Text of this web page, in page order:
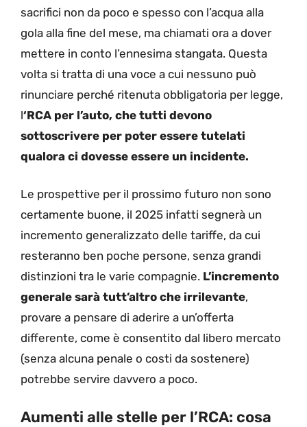
sacrifici non da poco e spesso con l’acqua alla
gola alla fine del mese, ma chiamati ora a dover
mettere in conto l’ennesima stangata. Questa
volta si tratta di una voce a cui nessuno può
rinunciare perché ritenuta obbligatoria per legge,
l‘RCA per l’auto, che tutti devono
sottoscrivere per poter essere tutelati
qualora ci dovesse essere un incidente.
Le prospettive per il prossimo futuro non sono
certamente buone, il 2025 infatti segnerà un
incremento generalizzato delle tariffe, da cui
resteranno ben poche persone, senza grandi
distinzioni tra le varie compagnie. L’incremento
generale sarà tutt’altro che irrilevante,
provare a pensare di aderire a un’offerta
differente, come è consentito dal libero mercato
(senza alcuna penale o costi da sostenere)
potrebbe servire davvero a poco.
Aumenti alle stelle per l’RCA: cosa